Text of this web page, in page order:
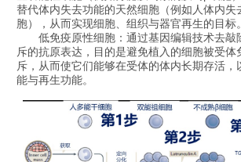
替代体内失去功能的天然细胞（例如人体内失
胞），从而实现细胞、组织与器官再生的目标。
低免疫原性细胞：通过基因编辑技术去敲
斥的抗原表达，目的是避免植入的细胞被受体
斥，从而使它们能够在受体的体内长期存活，
能与再生功能。